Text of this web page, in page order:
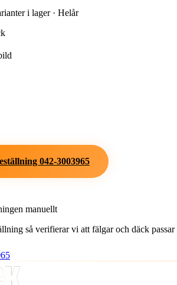
i lager· Helår
042-3003965
manuellt
så verifierar vi att fälgar och däck